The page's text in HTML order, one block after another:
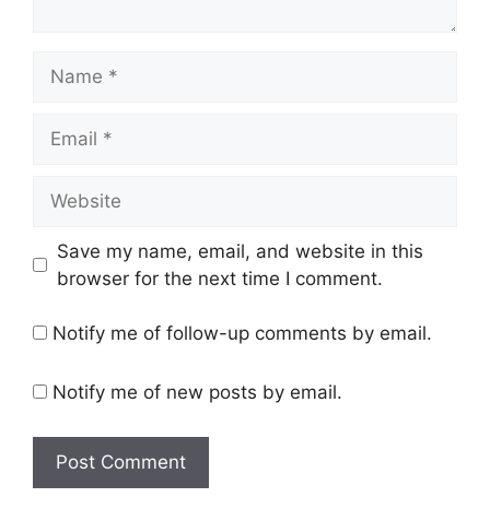
Save my name, email, and website in this
browser for the next time I comment.
Notify me of follow-up comments by email.
Notify me of new posts by email.